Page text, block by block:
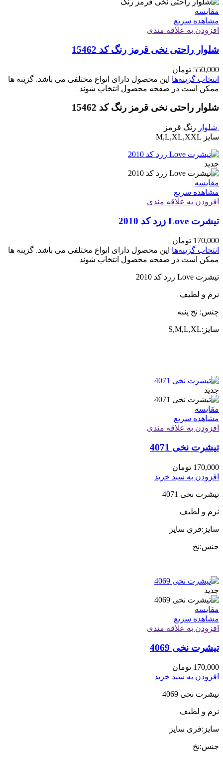
مقایسه
مشاهده سریع
افزودن به علاقه مندی
شلوار راحتی نخی قرمز رنگ کد 15462
550,000 تومان
انتخاب گزینه‌ها این محصول دارای انواع مختلفی می باشد. گزینه ها
ممکن است در صفحه محصول انتخاب شوند
شلوار راحتی نخی قرمز رنگ کد 15462
شلوار رنگ قرمز
سایز M,L,XL,XXL
جدید
مقایسه
مشاهده سریع
افزودن به علاقه مندی
تیشرت Love زرد کد 2010
170,000 تومان
انتخاب گزینه‌ها این محصول دارای انواع مختلفی می باشد. گزینه ها
ممکن است در صفحه محصول انتخاب شوند
تیشرت Love زرد کد 2010
نرم و لطیف
چنس: نخ پنبه
سایز:S,M,L,XL
جدید
مقایسه
مشاهده سریع
افزودن به علاقه مندی
تیشرت نخی 4071
170,000 تومان
افزودن به سبد خرید
تیشرت نخی 4071
نرم و لطیف
سایز:فری سایز
جنس:نخ
جدید
مقایسه
مشاهده سریع
افزودن به علاقه مندی
تیشرت نخی 4069
170,000 تومان
افزودن به سبد خرید
تیشرت نخی 4069
نرم و لطیف
سایز:فری سایز
جنس:نخ